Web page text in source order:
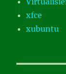
xfce
xubuntu